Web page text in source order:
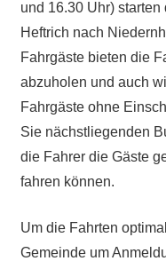
und 16.30 Uhr)
Heftrich nach
Fahrgäste bieten die
abzuholen und auch
Fahrgäste ohne
Sie nächstliegenden
die Fahrer die Gäste
fahren können.
Um die Fahrten
Gemeinde um